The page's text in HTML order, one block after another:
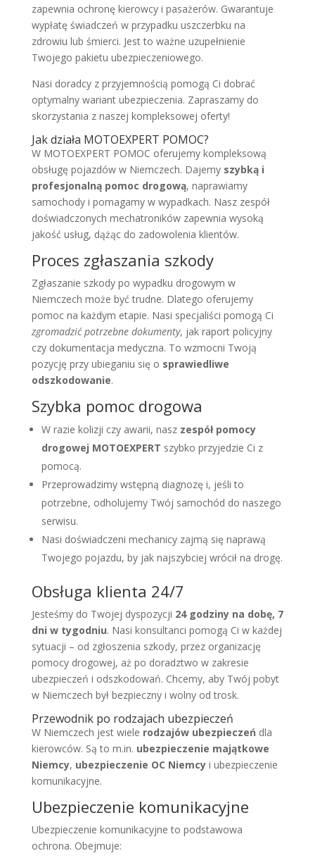
zapewnia ochronę kierowcy i pasażerów. Gwarantuje
wypłatę świadczeń w przypadku uszczerbku na
zdrowiu lub śmierci. Jest to ważne uzupełnienie
Twojego pakietu ubezpieczeniowego.
Nasi doradcy z przyjemnością pomogą Ci dobrać
optymalny wariant ubezpieczenia. Zapraszamy do
skorzystania z naszej kompleksowej oferty!
Jak działa MOTOEXPERT POMOC?
W MOTOEXPERT POMOC oferujemy kompleksową
obsługę pojazdów w Niemczech. Dajemy szybką i
profesjonalną pomoc drogową, naprawiamy
samochody i pomagamy w wypadkach. Nasz zespół
doświadczonych mechatroników zapewnia wysoką
jakość usług, dążąc do zadowolenia klientów.
Proces zgłaszania szkody
Zgłaszanie szkody po wypadku drogowym w
Niemczech może być trudne. Dlatego oferujemy
pomoc na każdym etapie. Nasi specjaliści pomogą Ci
zgromadzić potrzebne dokumenty, jak raport policyjny
czy dokumentacja medyczna. To wzmocni Twoją
pozycję przy ubieganiu się o sprawiedliwe
odszkodowanie.
Szybka pomoc drogowa
W razie kolizji czy awarii, nasz zespół pomocy
drogowej MOTOEXPERT szybko przyjedzie Ci z
pomocą.
Przeprowadzimy wstępną diagnozę i, jeśli to
potrzebne, odholujemy Twój samochód do naszego
serwisu.
Nasi doświadczeni mechanicy zajmą się naprawą
Twojego pojazdu, by jak najszybciej wrócił na drogę.
Obsługa klienta 24/7
Jesteśmy do Twojej dyspozycji 24 godziny na dobę, 7
dni w tygodniu. Nasi konsultanci pomogą Ci w każdej
sytuacji – od zgłoszenia szkody, przez organizację
pomocy drogowej, aż po doradztwo w zakresie
ubezpieczeń i odszkodowań. Chcemy, aby Twój pobyt
w Niemczech był bezpieczny i wolny od trosk.
Przewodnik po rodzajach ubezpieczeń
W Niemczech jest wiele rodzajów ubezpieczeńdla
kierowców. Są to m.in. ubezpieczenie majątkowe
Niemcy, ubezpieczenie OC Niemcyi ubezpieczenie
komunikacyjne.
Ubezpieczenie komunikacyjne
Ubezpieczenie komunikacyjne to podstawowa
ochrona. Obejmuje: